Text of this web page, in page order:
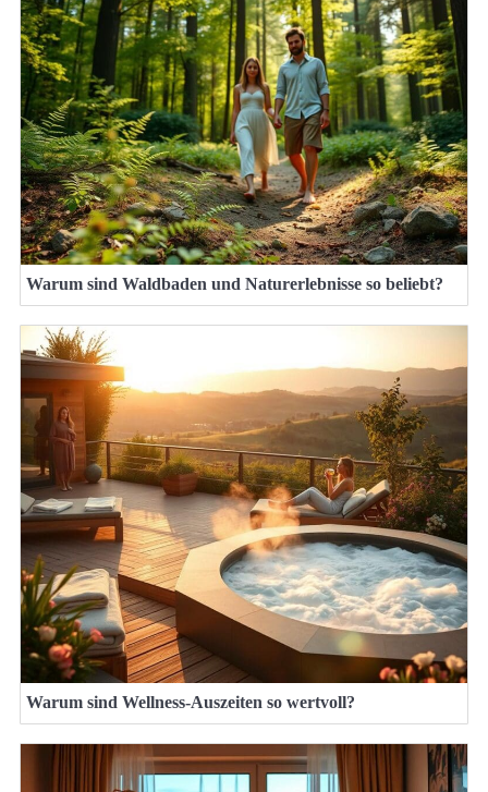
Warum sind Waldbaden und Naturerlebnisse so beliebt?
Warum sind Wellness-Auszeiten so wertvoll?